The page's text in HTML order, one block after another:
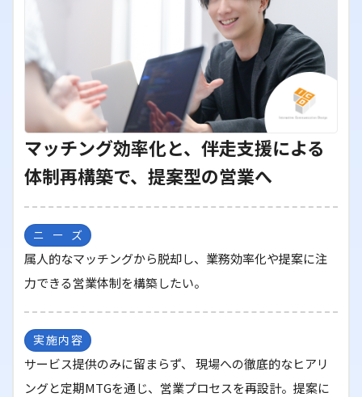
マッチング効率化と、伴走支援による
体制再構築で、提案型の営業へ
ニーズ
属人的なマッチングから脱却し、業務効率化や提案に注
力できる営業体制を構築したい。
実施内容
サービス提供のみに留まらず、 現場への徹底的なヒアリ
ングと定期MTGを通じ、営業プロセスを再設計。提案に